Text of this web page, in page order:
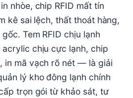
nhòe, chip RFID mất tín
kê sai lệch, thất thoát hàng,
Tem RFID chịu lạnh
chịu cực lạnh, chip
in mã vạch rõ nét — là giải
lý kho đông lạnh chính
trọn gói từ khảo sát, tư